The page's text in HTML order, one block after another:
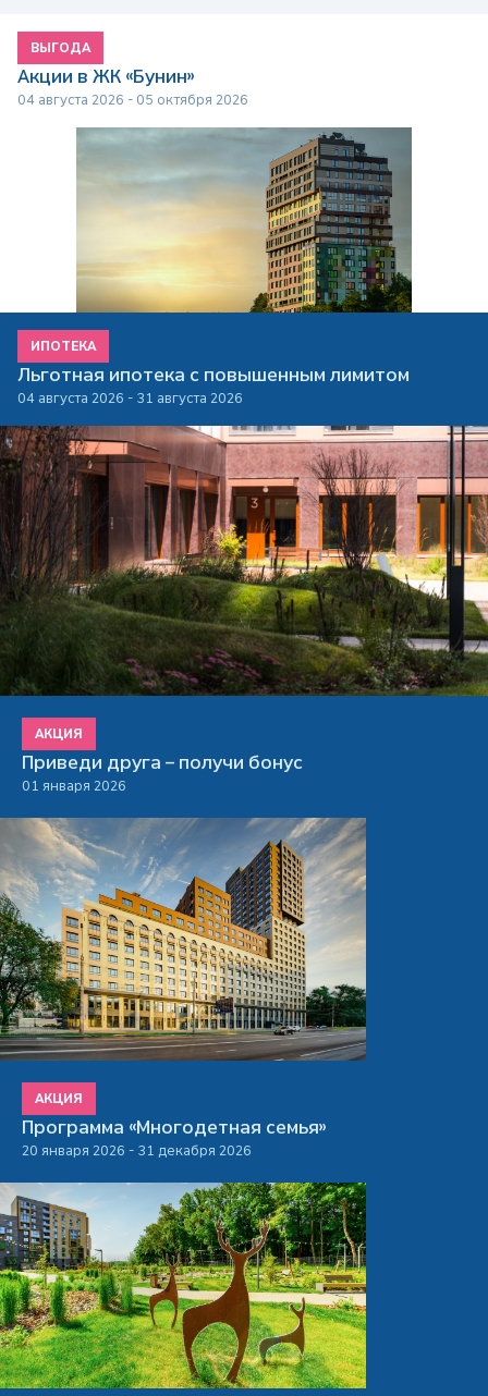
ВЫГОДА
Акции в ЖК «Бунин»
04 августа 2026 - 05 октября 2026
ИПОТЕКА
Льготная ипотека с повышенным лимитом
04 августа 2026 - 31 августа 2026
АКЦИЯ
Приведи друга – получи бонус
01 января 2026
АКЦИЯ
Программа «Многодетная семья»
20 января 2026 - 31 декабря 2026